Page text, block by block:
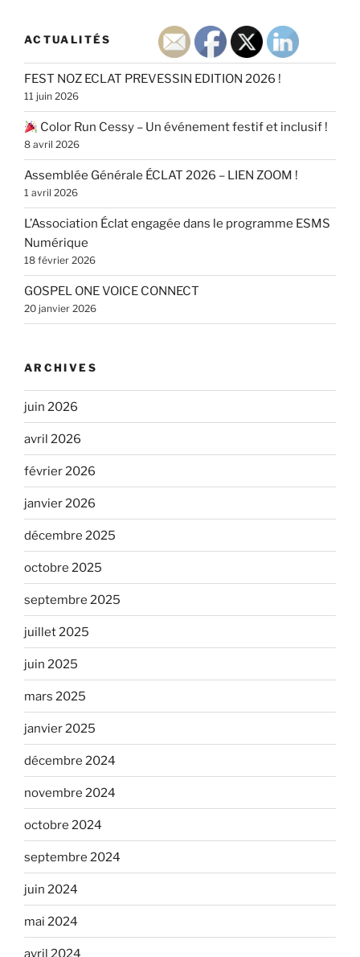
ACTUALITÉS
FEST NOZ ECLAT PREVESSIN EDITION 2026 !
11 juin 2026
Color Run Cessy – Un événement festif et inclusif !
8 avril 2026
Assemblée Générale ÉCLAT 2026 – LIEN ZOOM !
1 avril 2026
L’Association Éclat engagée dans le programme ESMS
Numérique
18 février 2026
GOSPEL ONE VOICE CONNECT
20 janvier 2026
ARCHIVES
juin 2026
avril 2026
février 2026
janvier 2026
décembre 2025
octobre 2025
septembre 2025
juillet 2025
juin 2025
mars 2025
janvier 2025
décembre 2024
novembre 2024
octobre 2024
septembre 2024
juin 2024
mai 2024
avril 2024